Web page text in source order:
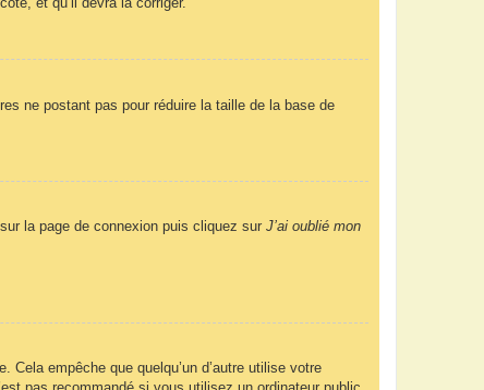
ne postant pas pour réduire la taille de la base de
la page de connexion puis cliquez sur J’ai oublié mon
empêche que quelqu’un d’autre utilise votre